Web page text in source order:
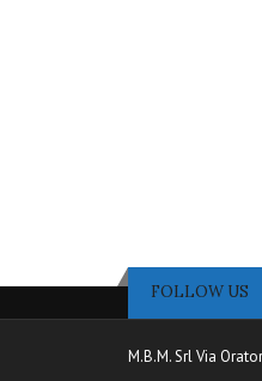
FOLLOW US
M.B.M. Srl Via